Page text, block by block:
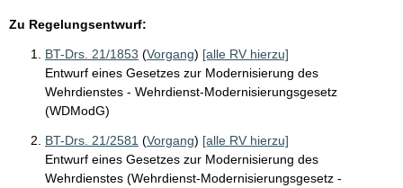
Zu Regelungsentwurf:
BT-Drs. 21/1853 (Vorgang) [alle RV hierzu]
Entwurf eines Gesetzes zur Modernisierung des
Wehrdienstes - Wehrdienst-Modernisierungsgesetz
(WDModG)
BT-Drs. 21/2581 (Vorgang) [alle RV hierzu]
Entwurf eines Gesetzes zur Modernisierung des
Wehrdienstes (Wehrdienst-Modernisierungsgesetz -